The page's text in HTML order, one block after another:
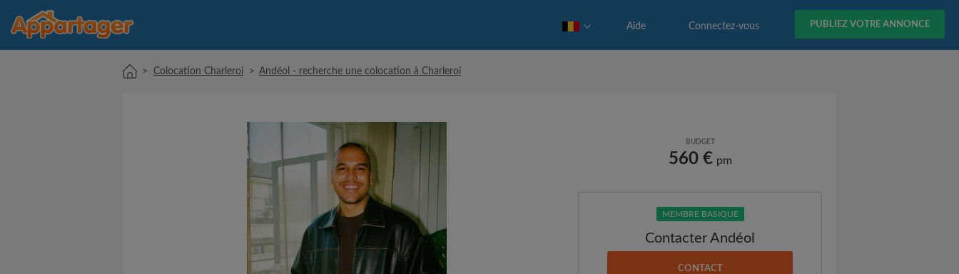
PUBLIEZ VOTRE ANNONCE
Connectez-vous
Aide
> Colocation Charleroi > Andéol - recherche une colocation à Charleroi
BUDGET
560 € pm
MEMBRE BASIQUE
Contacter Andéol
CONTACT